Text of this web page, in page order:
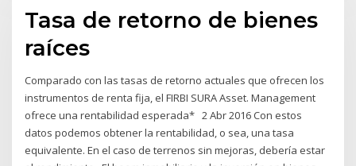
Tasa de retorno de bienes
raíces
Comparado con las tasas de retorno actuales que ofrecen los
instrumentos de renta fija, el FIRBI SURA Asset. Management
ofrece una rentabilidad esperada* 2 Abr 2016 Con estos
datos podemos obtener la rentabilidad, o sea, una tasa
equivalente. En el caso de terrenos sin mejoras, debería estar